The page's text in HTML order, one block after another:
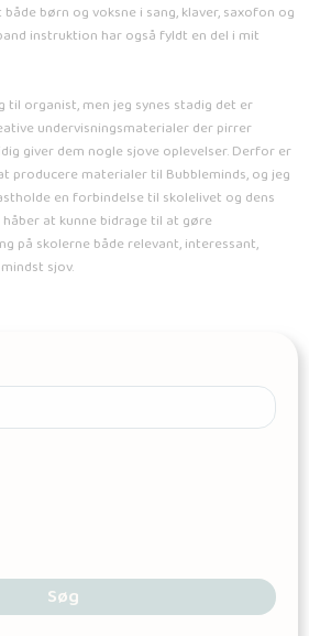
børn og voksne i sang, klaver, saxofon og
instruktion har også fyldt en del i mit
til organist, men jeg synes stadig det er
undervisningsmaterialer der pirrer
giver dem nogle sjove oplevelser. Derfor er
producere materialer til Bubbleminds, og jeg
en forbindelse til skolelivet og dens
at kunne bidrage til at gøre
på skolerne både relevant, interessant,
sjov.
Søg